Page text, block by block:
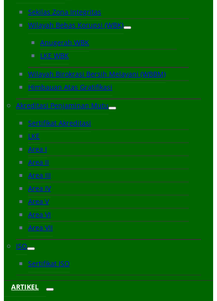
Sekilas Zona Integritas
Wilayah Bebas Korupsi (WBK)
Anugerah WBK
LKE WBK
Wilayah Birokrasi Bersih Melayani (WBBM)
Himbauan Atas Gratifikasi
Akreditasi Penjaminan Mutu
Sertifikat Akreditasi
LKE
Area I
Area II
Area III
Area IV
Area V
Area VI
Area VII
ISO
Sertifikat ISO
ARTIKEL